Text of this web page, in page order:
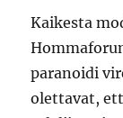
Kaikesta
paranoidi
olettavat,